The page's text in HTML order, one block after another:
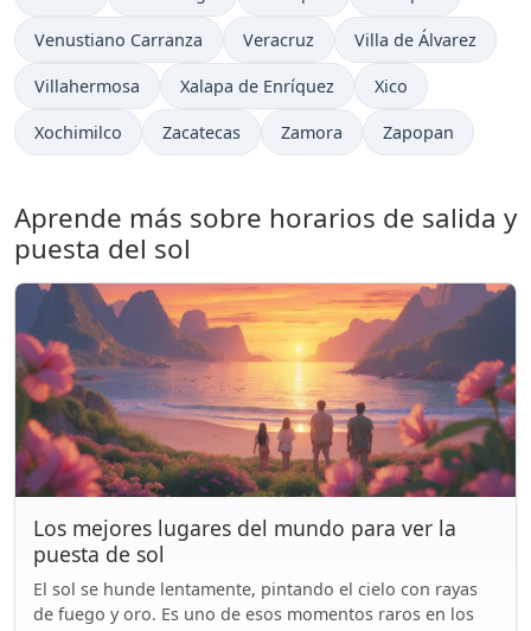
Venustiano Carranza Veracruz Villa de Álvarez
Villahermosa Xalapa de Enríquez Xico
Xochimilco Zacatecas Zamora Zapopan
Aprende más sobre horarios de salida y
puesta del sol
Los mejores lugares del mundo para ver la
puesta de sol
El sol se hunde lentamente, pintando el cielo con rayas
de fuego y oro. Es uno de esos momentos raros en los